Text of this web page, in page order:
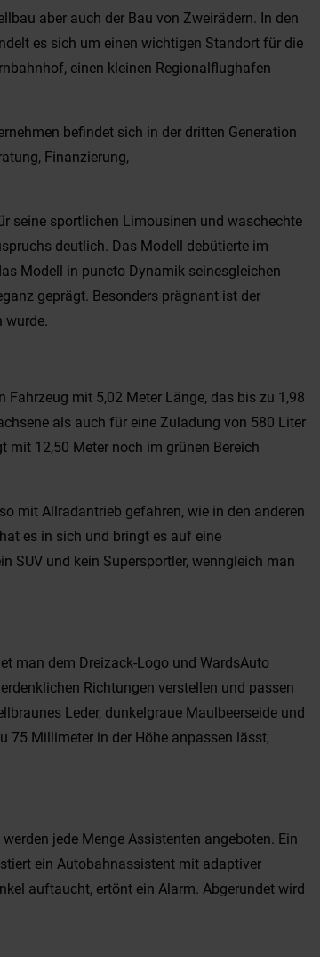
aber auch der Bau von Zweirädern. In den
es sich um einen wichtigen Standort für die
einen kleinen Regionalflughafen
befindet sich in der dritten Generation
Finanzierung,
seine sportlichen Limousinen und waschechte
deutlich. Das Modell debütierte im
Modell in puncto Dynamik seinesgleichen
geprägt. Besonders prägnant ist der
wurde.
mit 5,02 Meter Länge, das bis zu 1,98
als auch für eine Zuladung von 580 Liter
mit 12,50 Meter noch im grünen Bereich
mit Allradantrieb gefahren, wie in den anderen
es in sich und bringt es auf eine
SUV und kein Supersportler, wenngleich man
man dem Dreizack-Logo und WardsAuto
Richtungen verstellen und passen
Leder, dunkelgraue Maulbeerseide und
75 Millimeter in der Höhe anpassen lässt,
jede Menge Assistenten angeboten. Ein
ein Autobahnassistent mit adaptiver
auftaucht, ertönt ein Alarm. Abgerundet wird